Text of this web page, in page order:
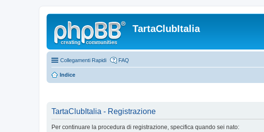
TartaClubItalia
Collegamenti Rapidi FAQ
Indice
TartaClubItalia - Registrazione
Per continuare la procedura di registrazione, specifica quando sei nato: